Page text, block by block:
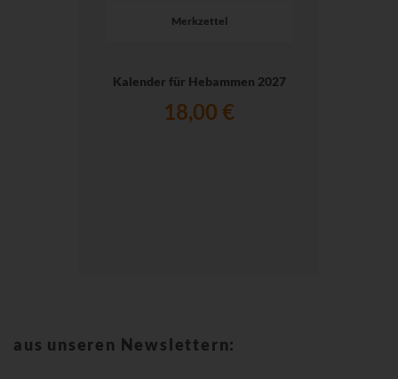
Merkzettel
Kalender für Hebammen 2027
18,00 €
aus unseren Newslettern: